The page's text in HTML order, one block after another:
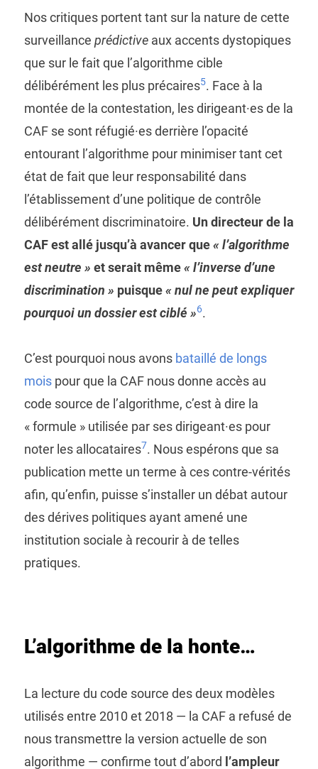
Nos critiques portent tant sur la nature de cette
surveillance prédictiveaux accents dystopiques
que sur le fait que l’algorithme cible
délibérément les plus précaires5. Face à la
montée de la contestation, les dirigeant·es de la
CAF se sont réfugié·es derrière l’opacité
entourant l’algorithme pour minimiser tant cet
état de fait que leur responsabilité dans
l’établissement d’une politique de contrôle
délibérément discriminatoire. Un directeur de la
CAF est allé jusqu’à avancer que« l’algorithme
est neutre » et serait même« l’inverse d’une
discrimination » puisque« nul ne peut expliquer
pourquoi un dossier est ciblé »6.
C’est pourquoi nous avons bataillé de longs
moispour que la CAF nous donne accès au
code source de l’algorithme, c’est à dire la
« formule » utilisée par ses dirigeant·es pour
noter les allocataires7. Nous espérons que sa
publication mette un terme à ces contre-vérités
afin, qu’enfin, puisse s’installer un débat autour
des dérives politiques ayant amené une
institution sociale à recourir à de telles
pratiques.
L’algorithme de la honte…
La lecture du code source des deux modèles
utilisés entre 2010 et 2018 — la CAF a refusé de
nous transmettre la version actuelle de son
algorithme — confirme tout d’abord l’ampleur